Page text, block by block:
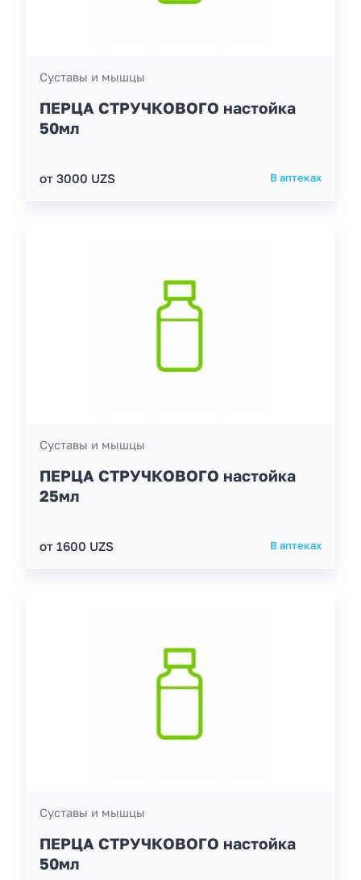
Суставы и мышцы
ПЕРЦА СТРУЧКОВОГО настойка
50мл
от 3000 UZS В аптеках
Суставы и мышцы
ПЕРЦА СТРУЧКОВОГО настойка
25мл
от 1600 UZS В аптеках
Суставы и мышцы
ПЕРЦА СТРУЧКОВОГО настойка
50мл